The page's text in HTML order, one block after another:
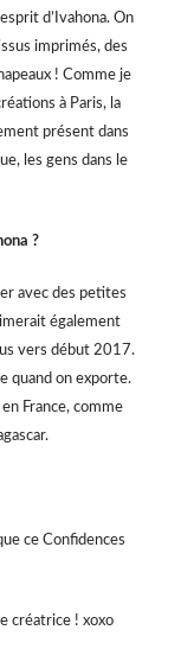
d’Ivahona. On
imprimés, des
! Comme je
à Paris, la
présent dans
les gens dans le
?
avec des petites
également
vers début 2017.
quand on exporte.
France, comme
ce Confidences
créatrice ! xoxo